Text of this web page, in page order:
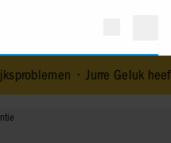
•Jurre Geluk heeft